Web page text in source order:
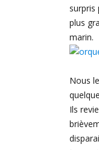
surpris
plus
marin.
Nous
Ils